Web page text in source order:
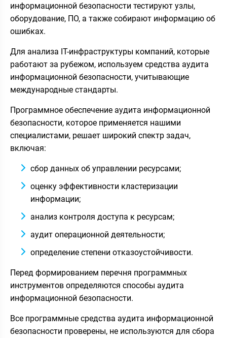
информационной безопасности тестируют узлы,
оборудование, ПО, а также собирают информацию об
ошибках.
Для анализа IT-инфраструктуры компаний, которые
работают за рубежом, используем средства аудита
информационной безопасности, учитывающие
международные стандарты.
Программное обеспечение аудита информационной
безопасности, которое применяется нашими
специалистами, решает широкий спектр задач,
включая:
сбор данных об управлении ресурсами;
оценку эффективности кластеризации
информации;
анализ контроля доступа к ресурсам;
аудит операционной деятельности;
определение степени отказоустойчивости.
Перед формированием перечня программных
инструментов определяются способы аудита
информационной безопасности.
Все программные средства аудита информационной
безопасности проверены, не используются для сбора